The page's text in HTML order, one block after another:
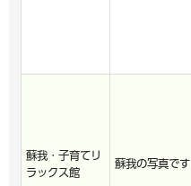
蘇我・子育てリ
ラックス館
蘇我の写真です